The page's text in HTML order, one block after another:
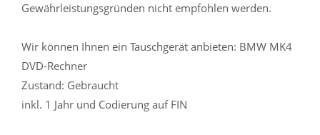
Gewährleistungsgründen nicht empfohlen werden.
Wir können Ihnen ein Tauschgerät anbieten: BMW MK4
DVD-Rechner
Zustand: Gebraucht
inkl. 1 Jahr und Codierung auf FIN